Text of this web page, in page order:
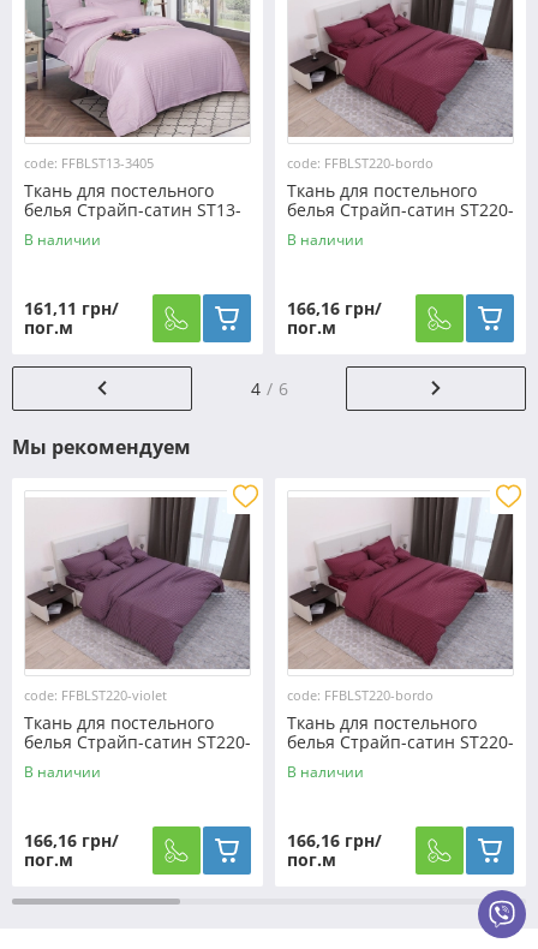
code: FFBLST13-3405
Ткань для постельного
белья Страйп-сатин ST13-
3405 (50м)
В наличии
161,11 грн/
пог.м
code: FFBLST220-bordo
Ткань для постельного
белья Страйп-сатин ST220-
bordo (60м)
В наличии
166,16 грн/
пог.м
4 6
Мы рекомендуем
code: FFBLST220-violet
Ткань для постельного
белья Страйп-сатин ST220-
violet (60м)
В наличии
166,16 грн/
пог.м
code: FFBLST220-bordo
Ткань для постельного
белья Страйп-сатин ST220-
bordo (60м)
В наличии
166,16 грн/
пог.м